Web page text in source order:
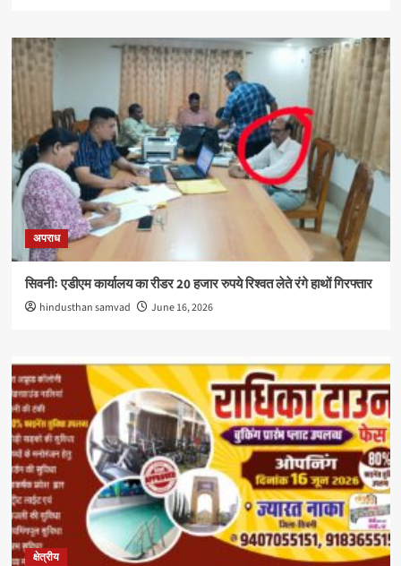
अपराध
सिवनीः एडीएम कार्यालय का रीडर 20 हजार रुपये रिश्वत लेते रंगे हाथों गिरफ्तार
hindusthan samvad June 16, 2026
क्षेत्रीय